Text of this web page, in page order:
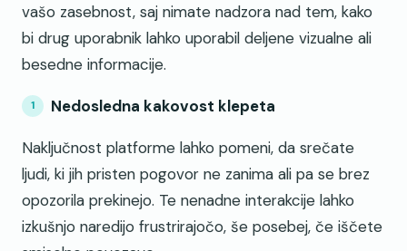
vašo zasebnost, saj nimate nadzora nad tem, kako
bi drug uporabnik lahko uporabil deljene vizualne ali
besedne informacije.
Nedosledna kakovost klepeta
Naključnost platforme lahko pomeni, da srečate
ljudi, ki jih pristen pogovor ne zanima ali pa se brez
opozorila prekinejo. Te nenadne interakcije lahko
izkušnjo naredijo frustrirajočo, še posebej, če iščete